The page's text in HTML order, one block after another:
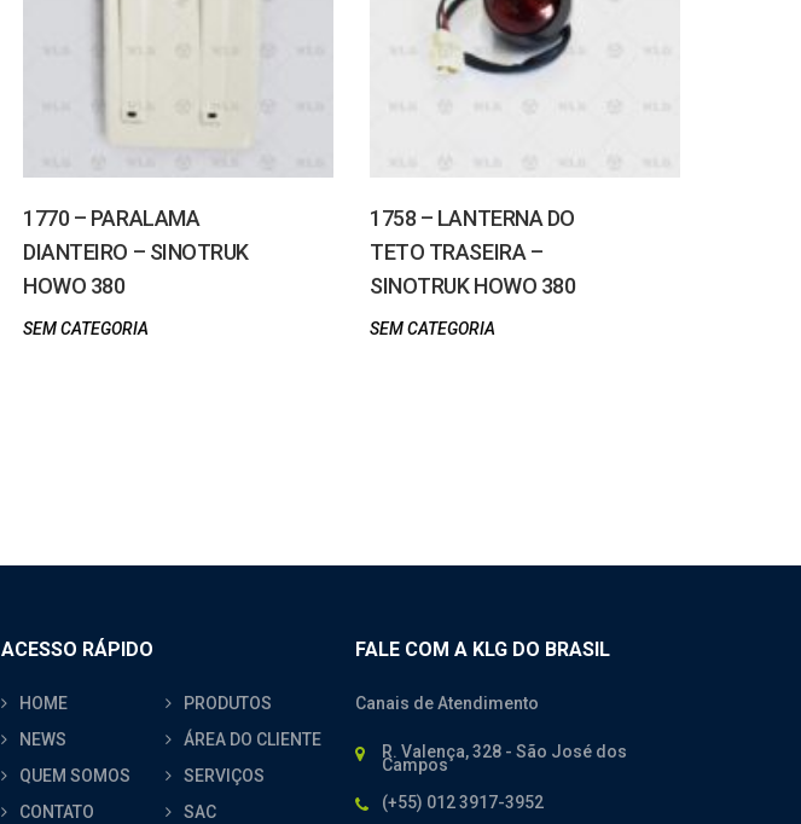
1770 – PARALAMA
DIANTEIRO – SINOTRUK
HOWO 380
SEM CATEGORIA
1758 – LANTERNA DO
TETO TRASEIRA –
SINOTRUK HOWO 380
SEM CATEGORIA
ACESSO RÁPIDO
HOME
PRODUTOS
NEWS
ÁREA DO CLIENTE
QUEM SOMOS
SERVIÇOS
CONTATO
SAC
FALE COM A KLG DO BRASIL
Canais de Atendimento
R. Valença, 328 - São José dos
Campos
(+55) 012 3917-3952